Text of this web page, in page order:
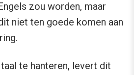
zou worden, maar
niet ten goede komen aan
te hanteren, levert dit